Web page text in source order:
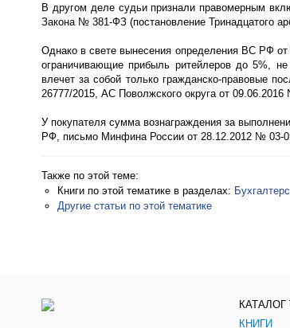
В другом деле судьи признали правомерным
Закона № 381-ФЗ (постановление Тринадцатого
Однако в свете вынесения определения ВС РФ
ограничивающие прибыль ритейлеров до 5%,
влечет за собой только гражданско-правовые
26777/2015, АС Поволжского округа от
У покупателя сумма вознаграждения за
РФ, письмо Минфина России от 28.12.2012 № 03-
Также по этой теме:
Книги по этой тематике в разделах:
Другие статьи по этой тематике
КНИГИ